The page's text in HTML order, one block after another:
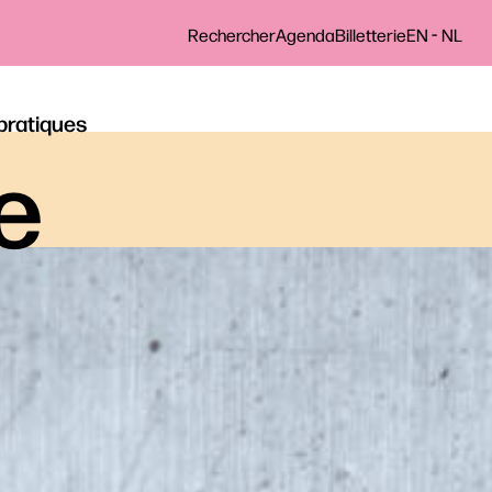
RechercherAgendaBilletterieEN-NL